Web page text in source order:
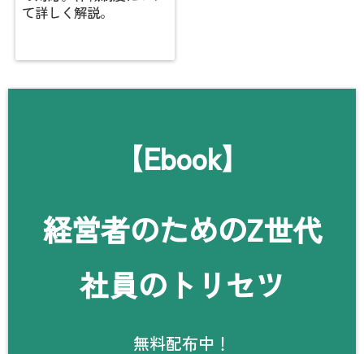
て詳しく解説。
【Ebook】
経営者のためのZ世代
社員のトリセツ
無料配布中！